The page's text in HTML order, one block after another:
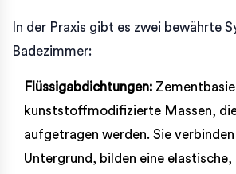
In der Praxis gibt es zwei bewährte
Badezimmer:
Flüssigabdichtungen:
kunststoffmodifizierte Massen,
aufgetragen werden. Sie
Untergrund, bilden eine elastische,